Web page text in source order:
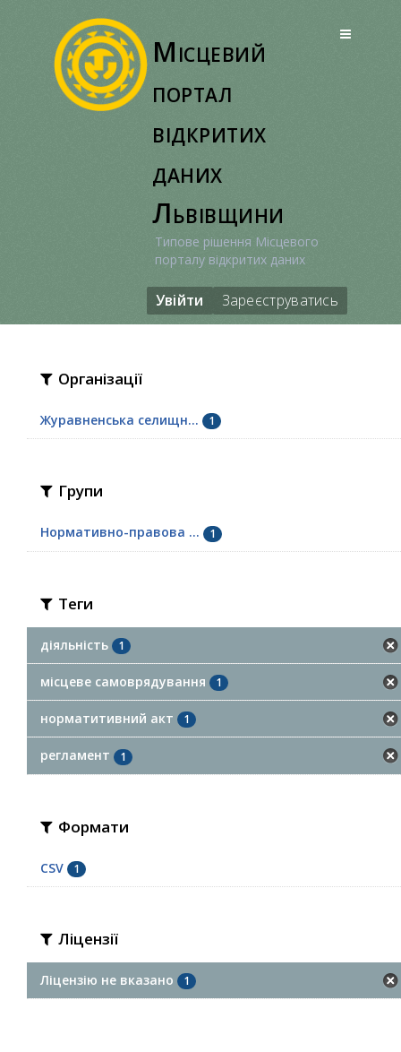
Місцевий
портал
відкритих
даних
Львівщини
Типове рішення Місцевого
порталу відкритих даних
Увійти Зареєструватись
Організації
Журавненська селищн... 1
Групи
Нормативно-правова ... 1
Теги
діяльність 1
місцеве самоврядування 1
норматитивний акт 1
регламент 1
Формати
CSV 1
Ліцензії
Ліцензію не вказано 1